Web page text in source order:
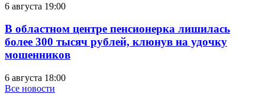
6 августа 19:00
В областном центре пенсионерка лишилась
более 300 тысяч рублей, клюнув на удочку
мошенников
6 августа 18:00
Все новости